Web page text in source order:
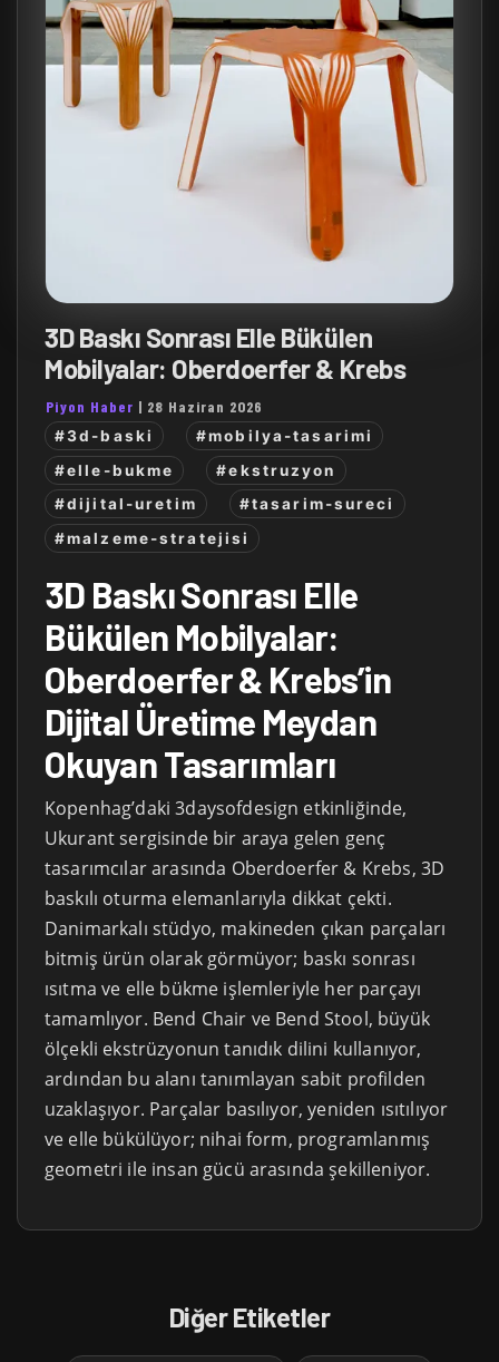
3D Baskı Sonrası Elle Bükülen
Mobilyalar: Oberdoerfer & Krebs
Piyon Haber | 28 Haziran 2026
#3d-baski
#mobilya-tasarimi
#elle-bukme
#ekstruzyon
#dijital-uretim
#tasarim-sureci
#malzeme-stratejisi
3D Baskı Sonrası Elle
Bükülen Mobilyalar:
Oberdoerfer & Krebs’in
Dijital Üretime Meydan
Okuyan Tasarımları
Kopenhag’daki 3daysofdesign etkinliğinde,
Ukurant sergisinde bir araya gelen genç
tasarımcılar arasında Oberdoerfer & Krebs, 3D
baskılı oturma elemanlarıyla dikkat çekti.
Danimarkalı stüdyo, makineden çıkan parçaları
bitmiş ürün olarak görmüyor; baskı sonrası
ısıtma ve elle bükme işlemleriyle her parçayı
tamamlıyor. Bend Chair ve Bend Stool, büyük
ölçekli ekstrüzyonun tanıdık dilini kullanıyor,
ardından bu alanı tanımlayan sabit profilden
uzaklaşıyor. Parçalar basılıyor, yeniden ısıtılıyor
ve elle bükülüyor; nihai form, programlanmış
geometri ile insan gücü arasında şekilleniyor.
Diğer Etiketler